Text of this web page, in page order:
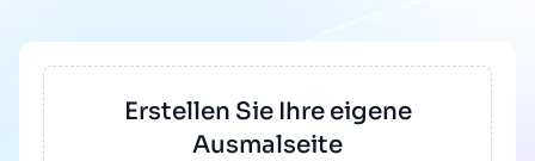
Erstellen Sie Ihre eigene
Ausmalseite